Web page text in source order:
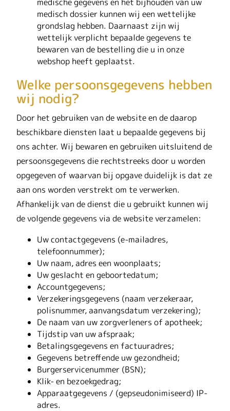
medisch dossier kunnen wij een wettelijke
grondslag hebben. Daarnaast zijn wij
wettelijk verplicht bepaalde gegevens te
bewaren van de bestelling die u in onze
webshop heeft geplaatst.
Welke persoonsgegevens hebben
wij nodig?
Door het gebruiken van de website en de daarop
beschikbare diensten laat u bepaalde gegevens bij
ons achter. Wij bewaren en gebruiken uitsluitend de
persoonsgegevens die rechtstreeks door u worden
opgegeven of waarvan bij opgave duidelijk is dat ze
aan ons worden verstrekt om te verwerken.
Afhankelijk van de dienst die u gebruikt kunnen wij
de volgende gegevens via de website verzamelen:
Uw contactgegevens (e-mailadres,
telefoonnummer);
Uw naam, adres een woonplaats;
Uw geslacht en geboortedatum;
Accountgegevens;
Verzekeringsgegevens (naam verzekeraar,
polisnummer, aanvangsdatum verzekering);
De naam van uw zorgverleners of apotheek;
Tijdstip van uw afspraak;
Betalingsgegevens en factuuradres;
Gegevens betreffende uw gezondheid;
Burgerservicenummer (BSN);
Klik- en bezoekgedrag;
Apparaatgegevens / (gepseudonimiseerd) IP-
adres.